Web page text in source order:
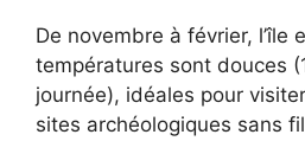
De novembre à février, l’île
températures sont douces
journée), idéales pour
sites archéologiques sans